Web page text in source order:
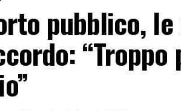
pubblico,